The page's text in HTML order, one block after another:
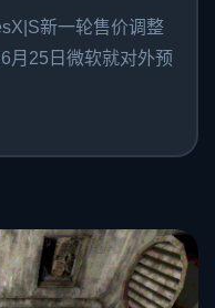
新一轮售价调整
月25日微软就对外预